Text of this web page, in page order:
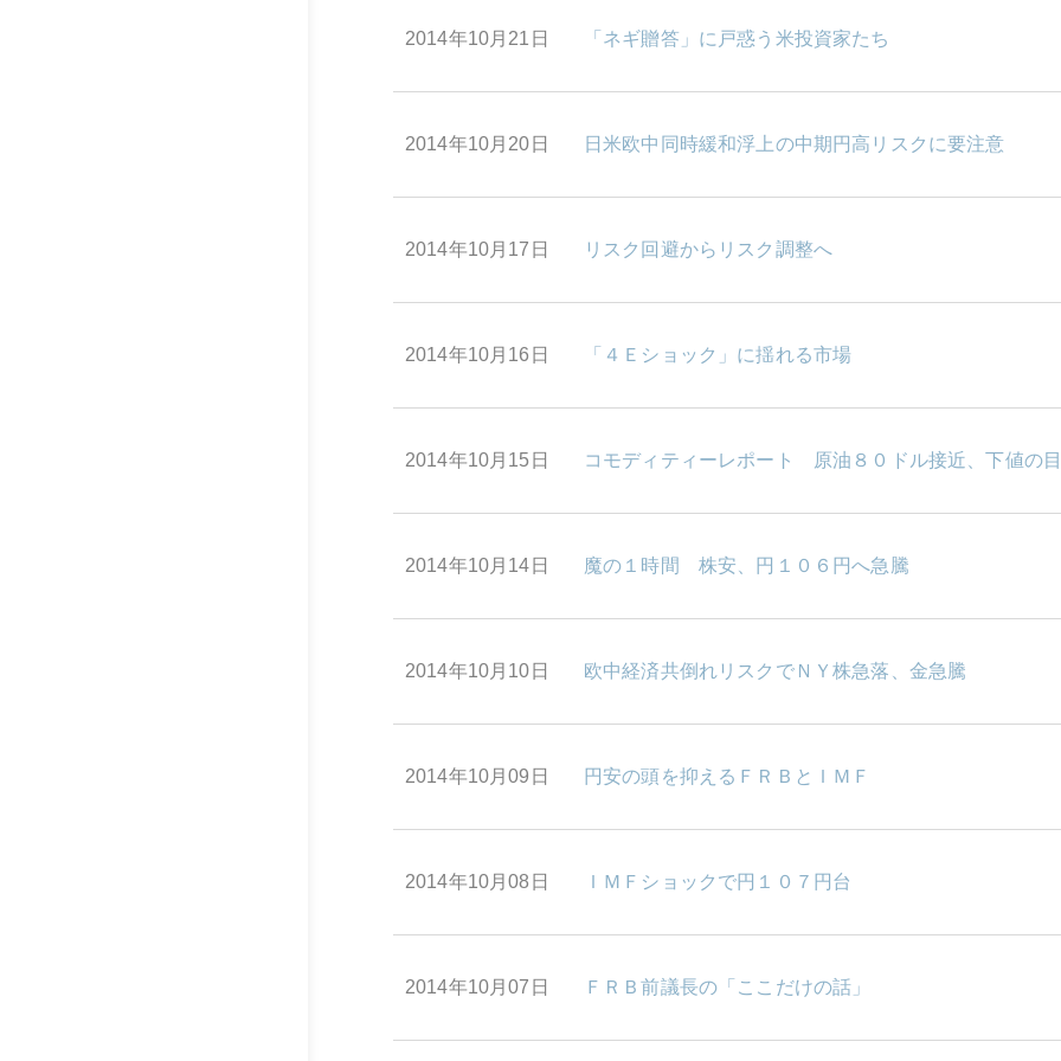
2014年10月21日 「ネギ贈答」に戸惑う米投資家たち
2014年10月20日 日米欧中同時緩和浮上の中期円高リスクに要注意
2014年10月17日 リスク回避からリスク調整へ
2014年10月16日 「４Ｅショック」に揺れる市場
2014年10月15日 コモディティーレポート 原油８０ドル接近、下値の
2014年10月14日 魔の１時間 株安、円１０６円へ急騰
2014年10月10日 欧中経済共倒れリスクでＮＹ株急落、金急騰
2014年10月09日 円安の頭を抑えるＦＲＢとＩＭＦ
2014年10月08日 ＩＭＦショックで円１０７円台
2014年10月07日 ＦＲＢ前議長の「ここだけの話」